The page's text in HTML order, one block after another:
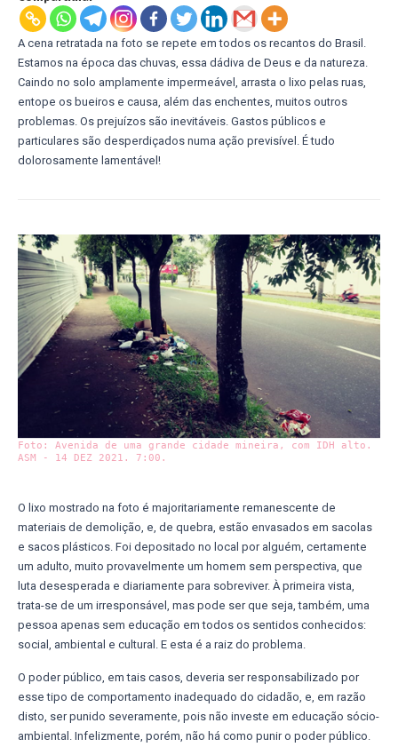
A cena retratada na foto se repete em todos os recantos do Brasil.
Estamos na época das chuvas, essa dádiva de Deus e da natureza.
Caindo no solo amplamente impermeável, arrasta o lixo pelas ruas,
entope os bueiros e causa, além das enchentes, muitos outros
problemas. Os prejuízos são inevitáveis. Gastos públicos e
particulares são desperdiçados numa ação previsível. É tudo
dolorosamente lamentável!
Foto: Avenida de uma grande cidade mineira, com IDH alto.
ASM - 14 DEZ 2021. 7:00.
O lixo mostrado na foto é majoritariamente remanescente de
materiais de demolição, e, de quebra, estão envasados em sacolas
e sacos plásticos. Foi depositado no local por alguém, certamente
um adulto, muito provavelmente um homem sem perspectiva, que
luta desesperada e diariamente para sobreviver. À primeira vista,
trata-se de um irresponsável, mas pode ser que seja, também, uma
pessoa apenas sem educação em todos os sentidos conhecidos:
social, ambiental e cultural. E esta é a raiz do problema.
O poder público, em tais casos, deveria ser responsabilizado por
esse tipo de comportamento inadequado do cidadão, e, em razão
disto, ser punido severamente, pois não investe em educação sócio-
ambiental. Infelizmente, porém, não há como punir o poder público.